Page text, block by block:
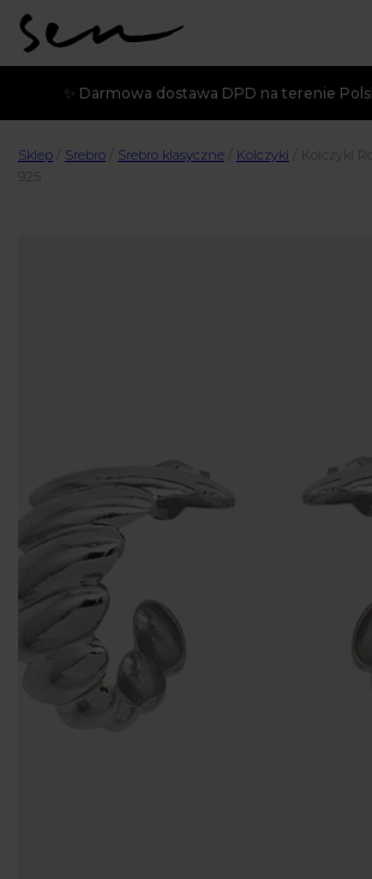
✨ Darmowa dostawa DPD na terenie
Sklep Srebro Srebro klasyczne Kolczyki
Kolczyki
925